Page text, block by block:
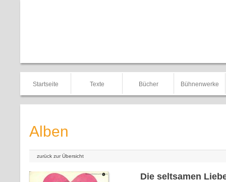
Startseite Texte Bücher Bühnenwerke
Alben
zurück zur Übersicht
Die seltsamen